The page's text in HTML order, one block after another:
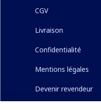
CGV
Livraison
Confidentialité
Mentions légales
Devenir revendeur